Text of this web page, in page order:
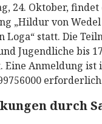
24. Oktober, findet
„Hildur von Wedel
statt. Die
Jugendliche bis
Anmeldung ist
durch